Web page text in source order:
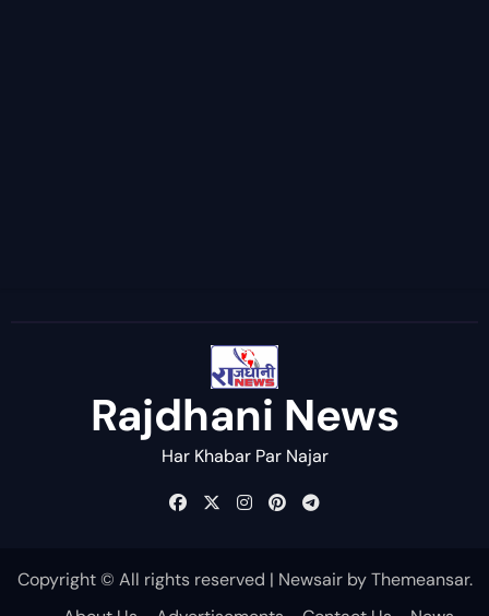
Rajdhani News
Har Khabar Par Najar
Copyright © All rights reserved | NewsairbyThemeansar.